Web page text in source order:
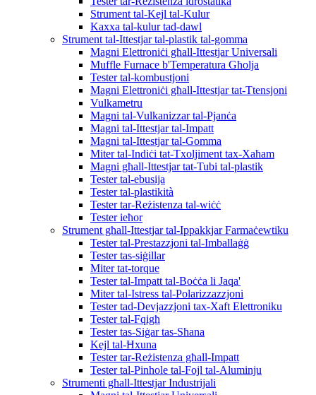
Strument tal-Kejl tal-Kulur
Kaxxa tal-kulur tad-dawl
Strument tal-Ittestjar tal-plastik tal-gomma
Magni Elettroniċi għall-Ittestjar Universali
Muffle Furnace b'Temperatura Għolja
Tester tal-kombustjoni
Magni Elettroniċi għall-Ittestjar tat-Ttensjoni
Vulkametru
Magni tal-Vulkanizzar tal-Pjanċa
Magni tal-Ittestjar tal-Impatt
Magni tal-Ittestjar tal-Gomma
Miter tal-Indiċi tat-Txoljiment tax-Xaħam
Magni għall-Ittestjar tat-Tubi tal-plastik
Tester tal-ebusija
Tester tal-plastikità
Tester tar-Reżistenza tal-wiċċ
Tester ieħor
Strument għall-Ittestjar tal-Ippakkjar Farmaċewtiku
Tester tal-Prestazzjoni tal-Imballaġġ
Tester tas-siġillar
Miter tat-torque
Tester tal-Impatt tal-Boċċa li Jaqa'
Miter tal-Istress tal-Polarizzazzjoni
Tester tad-Devjazzjoni tax-Xaft Elettroniku
Tester tal-Fqigħ
Tester tas-Siġar tas-Sħana
Kejl tal-Ħxuna
Tester tar-Reżistenza għall-Impatt
Tester tal-Pinhole tal-Fojl tal-Aluminju
Strumenti għall-Ittestjar Industrijali